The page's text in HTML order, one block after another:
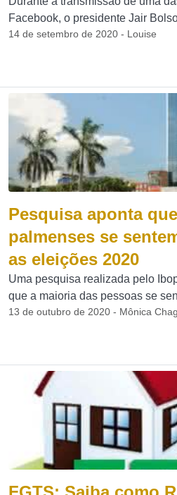
Facebook, o presidente Jair
14 de setembro de 2020 - Louise
Pesquisa aponta
palmenses se
as eleições 2020
Uma pesquisa realizada pelo
que a maioria das pessoas se
13 de outubro de 2020 - Mônica